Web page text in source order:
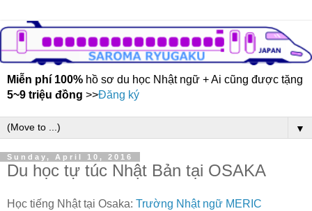
Miễn phí 100% hồ sơ du học Nhật ngữ + Ai cũng được tặng
5~9 triệu đồng >>Đăng ký
▼
Sunday, April 10, 2016
Du học tự túc Nhật Bản tại OSAKA
Học tiếng Nhật tại Osaka: Trường Nhật ngữ MERIC